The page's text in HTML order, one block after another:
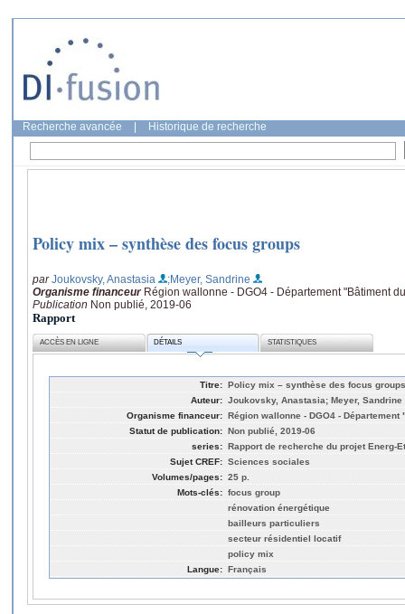
Recherche avancée Historique de recherche
Policy mix – synthèse des focus groups
parJoukovsky, Anastasia
;Meyer, Sandrine
Organisme financeur Région wallonne - DGO4 - Département "Bâtiment
Publication Non publié, 2019-06
Rapport
ACCÈS EN LIGNE DÉTAILS STATISTIQUES
Titre: Policy mix – synthèse des focus groups
Auteur: Joukovsky, Anastasia; Meyer, Sandrine
Organisme financeur: Région wallonne - DGO4 -
Statut de publication: Non publié, 2019-06
series: Rapport de recherche du projet Energ-
Sujet CREF: Sciences sociales
Volumes/pages: 25 p.
Mots-clés: focus group
rénovation énergétique
bailleurs particuliers
secteur résidentiel locatif
policy mix
Langue: Français